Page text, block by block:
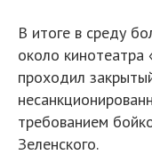
В итоге в среду
около кинотеатра
проходил
требованием
Зеленского.